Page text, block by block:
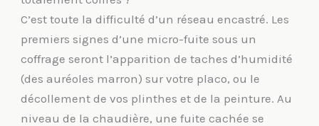
C’est toute la difficulté d’un réseau encastré. Les
premiers signes d’une micro-fuite sous un
coffrage seront l’apparition de taches d’humidité
(des auréoles marron) sur votre placo, ou le
décollement de vos plinthes et de la peinture. Au
niveau de la chaudière, une fuite cachée se